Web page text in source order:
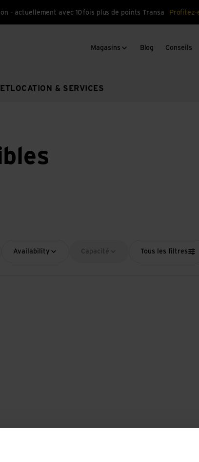
– actuellement avec 10 fois plus de points Transa Profitez-
LOCATION & SERVICES
Magasins Blog Conseils
Availability Capacité Tous les filtres